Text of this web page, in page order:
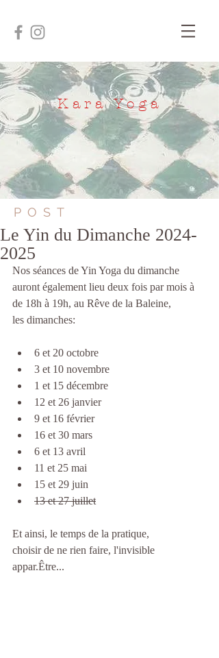
Kara Yoga
POST
Le Yin du Dimanche 2024-
2025
Nos séances de Yin Yoga du dimanche
auront également lieu deux fois par mois à
de 18h à 19h, au Rêve de la Baleine,
les dimanches:
6 et 20 octobre
3 et 10 novembre
1 et 15 décembre
12 et 26 janvier
9 et 16 février
⁠16 et 30 mars
6 et 13 avril
11 et 25 mai
⁠15 et 29 juin
13 et 27 juillet
Et ainsi, le temps de la pratique,
choisir de ne rien faire, l'invisible
appar.Être...